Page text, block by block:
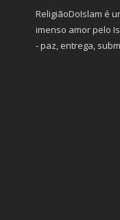
ReligiãoDoIslam é
imenso amor pelo
- paz, entrega,